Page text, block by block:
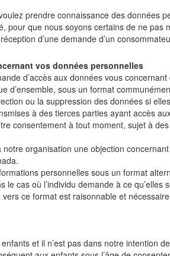
prendre connaissance des données
pour que nous soyons certains de ne
d’une demande d’un
vos données personnelles
d’accès aux données vous
d’ensemble, sous un format
ou la suppression des données si
à des tierces parties ayant accès
consentement à tout moment, sujet à
notre organisation une objection
personnelles sous un format
le cas où l’individu demande à ce
ce format est raisonnable et
et il n’est pas dans notre intention